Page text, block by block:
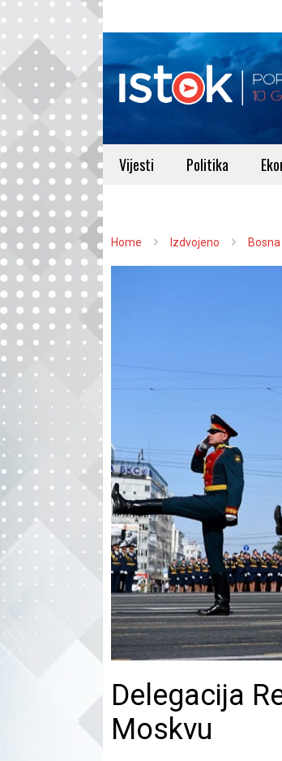
Vijesti Politika
Home Izdvojeno
Delegacija
Moskvu